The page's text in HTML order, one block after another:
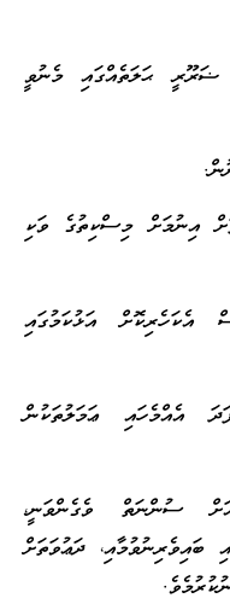
ޟަރޫރީ ޙަލަތެއްގައި މެނުވީ
އިނުމަށް މިސްކިތުގެ ވަކި
އެކަހެރިކޮށް އަޅުކަމުގައި
އެއްމެހައި ޢަމަލުތަކުން
ސުންނަތް ވެގެންވަނީ،
ބައިވެރިނުވުމާއި، ދަޢުވަތަށް